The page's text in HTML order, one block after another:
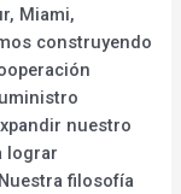
Miami,
construyendo
nuestro
lograr
filosofía